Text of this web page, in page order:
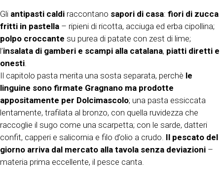
Gli antipasti caldi raccontano sapori di casa: fiori di zucca
fritti in pastella – ripieni di ricotta, acciuga ed erba cipollina;
polpo croccante su purea di patate con zest di lime;
l’insalata di gamberi e scampi alla catalana, piatti diretti e
onesti
Il capitolo pasta merita una sosta separata, perchè le
linguine sono firmate Gragnano ma prodotte
appositamente per Dolcimascolo; una pasta essiccata
lentamente, trafilata al bronzo, con quella ruvidezza che
raccoglie il sugo come una scarpetta; con le sarde, datteri
confit, capperi e salicornia e filo d’olio a crudo. Il pescato del
giorno arriva dal mercato alla tavola senza deviazioni –
materia prima eccellente, il pesce canta.